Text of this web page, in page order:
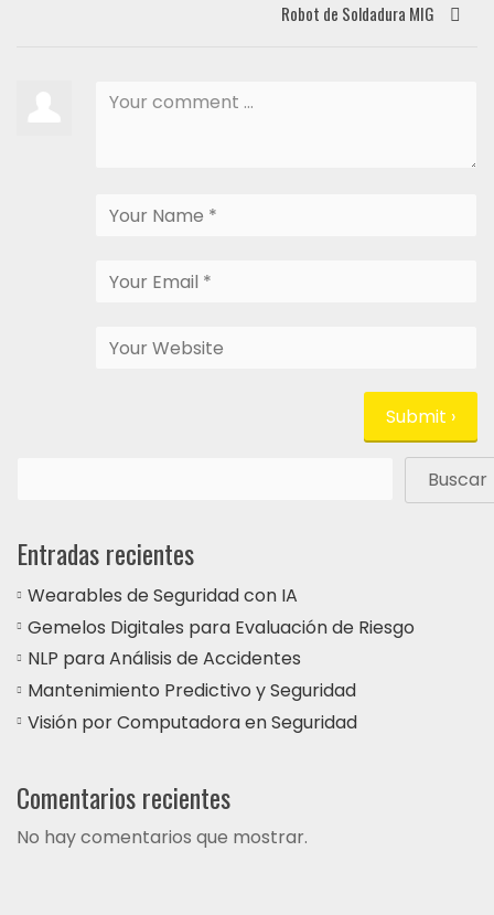
Robot de Soldadura MIG
Buscar
Entradas recientes
Wearables de Seguridad con IA
Gemelos Digitales para Evaluación de Riesgo
NLP para Análisis de Accidentes
Mantenimiento Predictivo y Seguridad
Visión por Computadora en Seguridad
Comentarios recientes
No hay comentarios que mostrar.